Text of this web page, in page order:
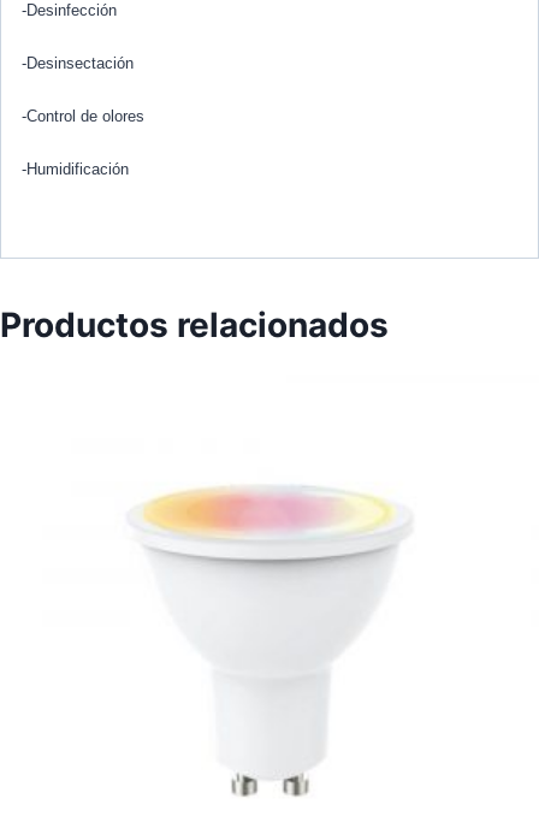
-Desinfección
-Desinsectación
-Control de olores
-Humidificación
Productos relacionados